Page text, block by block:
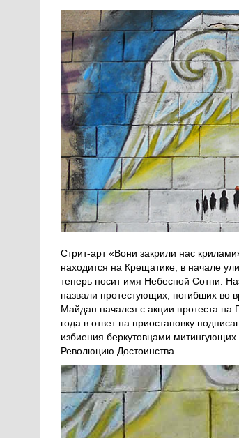
Стрит-арт «Вони закрили нас
находится на Крещатике, в начале
теперь носит имя Небесной Сотни.
назвали протестующих, погибших во
Майдан начался с акции протеста
года в ответ на приостановку
избиения беркутовцами
Революцию Достоинства.